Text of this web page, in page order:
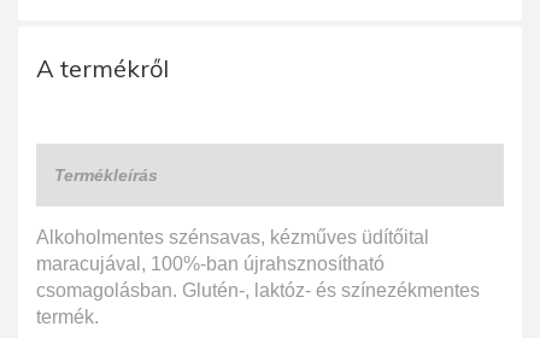
A termékről
Termékleírás
Alkoholmentes szénsavas, kézműves üdítőital
maracujával, 100%-ban újrahsznosítható
csomagolásban. Glutén-, laktóz- és színezékmentes
termék.